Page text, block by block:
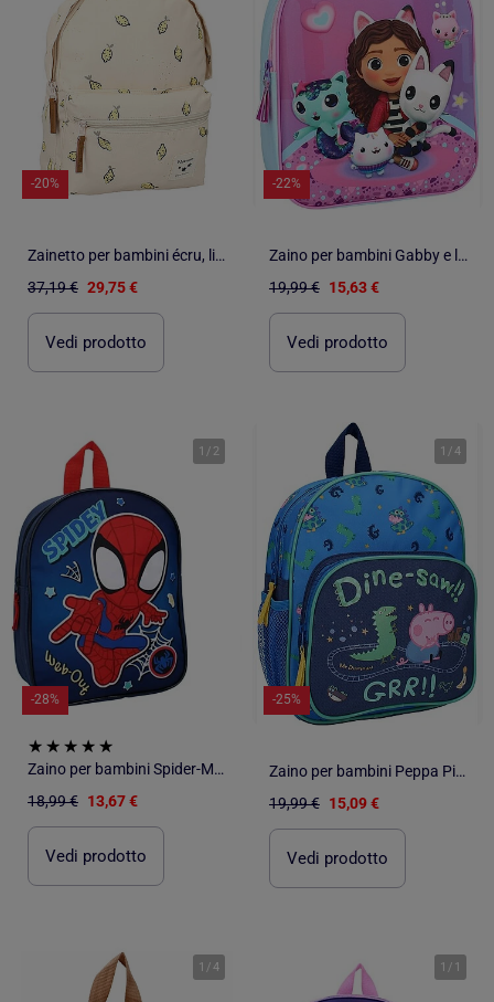
-20%
Zainetto per bambini écru, limoni | Kidzroom
37,19 € 29,75 €
Vedi prodotto
-22%
Zaino per bambini Gabby e la casa magica per la scuola dell'infanzia
19,99 € 15,63 €
Vedi prodotto
1 / 2
-28%
Zaino per bambini Spider-Man per la scuola dell'infanzia
18,99 € 13,67 €
Vedi prodotto
1 /4
-25%
Zaino per bambini Peppa Pig per la scuola dell'infanzia
19,99 € 15,09 €
Vedi prodotto
1 /4 1 / 1